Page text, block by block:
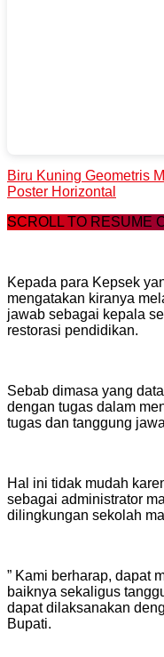
Biru Kuning Geometris
Poster Horizontal
SCROLL TO RESUME
Kepada para Kepsek
mengatakan kiranya
jawab sebagai kepala
restorasi pendidikan.
Sebab dimasa yang
dengan tugas dalam
tugas dan tanggung
Hal ini tidak mudah
sebagai administrator
dilingkungan sekolah
” Kami berharap, dapat
baiknya sekaligus
dapat dilaksanakan
Bupati.